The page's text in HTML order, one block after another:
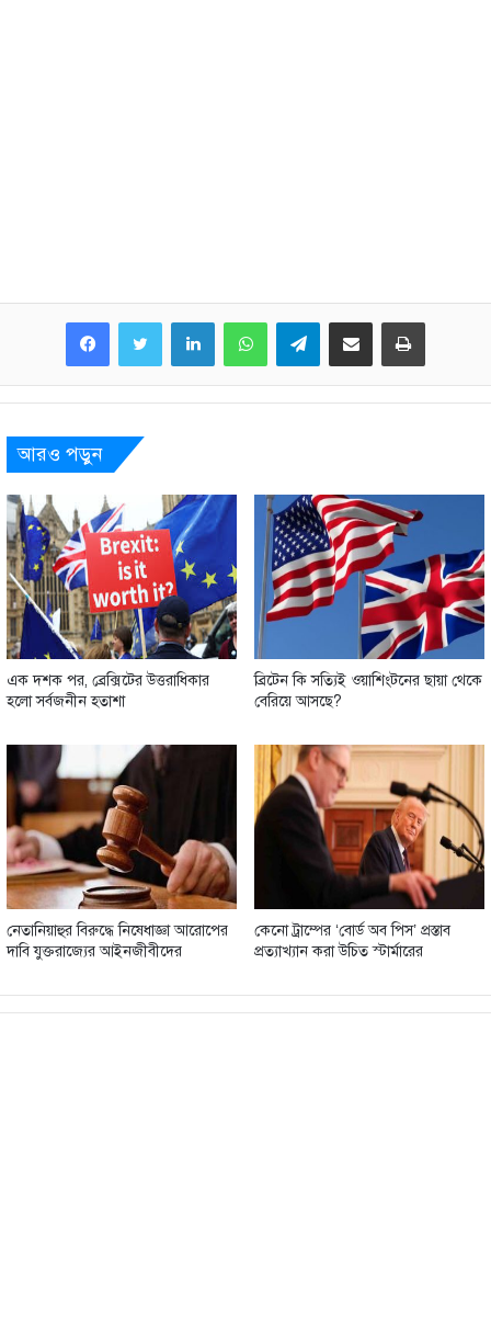
LinkedInWhatsAppTelegramShare via Email Print
আরও পড়ুন
এক দশক পর, ব্রেক্সিটের উত্তরাধিকার
হলো সর্বজনীন হতাশা
ব্রিটেন কি সত্যিই ওয়াশিংটনের ছায়া থেকে
বেরিয়ে আসছে?
নেতানিয়াহুর বিরুদ্ধে নিষেধাজ্ঞা আরোপের
দাবি যুক্তরাজ্যের আইনজীবীদের
কেনো ট্রাম্পের ‘বোর্ড অব পিস’ প্রস্তাব
প্রত্যাখ্যান করা উচিত স্টার্মারের